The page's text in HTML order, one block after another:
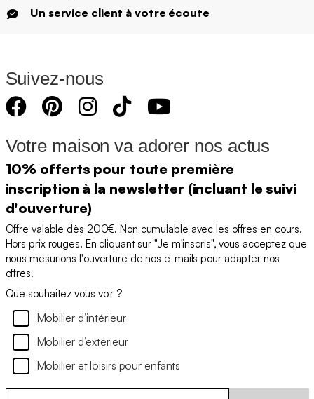
Un service client à votre écoute
Suivez-nous
Votre maison va adorer nos actus
10% offerts pour toute première
inscription à la newsletter (incluant le suivi
d'ouverture)
Offre valable dès 200€. Non cumulable avec les offres en cours.
Hors prix rouges. En cliquant sur "Je m'inscris", vous acceptez que
nous mesurions l'ouverture de nos e-mails pour adapter nos
offres.
Que souhaitez vous voir ?
Mobilier d’intérieur
Mobilier d’extérieur
Mobilier et loisirs pour enfants